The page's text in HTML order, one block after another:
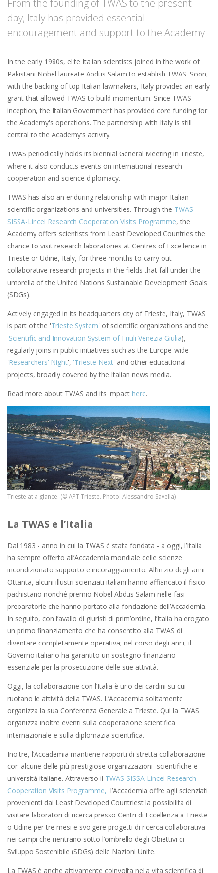
From the founding of TWAS to the present
day, Italy has provided essential
encouragement and support to the Academy
In the early 1980s, elite Italian scientists joined in the work of
Pakistani Nobel laureate Abdus Salam to establish TWAS. Soon,
with the backing of top Italian lawmakers, Italy provided an early
grant that allowed TWAS to build momentum. Since TWAS
inception, the Italian Government has provided core funding for
the Academy's operations. The partnership with Italy is still
central to the Academy's activity.
TWAS periodically holds its biennial General Meeting in Trieste,
where it also conducts events on international research
cooperation and science diplomacy.
TWAS has also an enduring relationship with major Italian
scientific organizations and universities. Through the TWAS-
SISSA-Lincei Research Cooperation Visits Programme, the
Academy offers scientists from Least Developed Countries the
chance to visit research laboratories at Centres of Excellence in
Trieste or Udine, Italy, for three months to carry out
collaborative research projects in the fields that fall under the
umbrella of the United Nations Sustainable Development Goals
(SDGs).
Actively engaged in its headquarters city of Trieste, Italy, TWAS
is part of the 'Trieste System' of scientific organizations and the
'Scientific and Innovation System of Friuli Venezia Giulia),
regularly joins in public initiatives such as the Europe-wide
'Researchers’ Night', 'Trieste Next' and other educational
projects, broadly covered by the Italian news media.
Read more about TWAS and its impact here.
Trieste at a glance. (© APT Trieste. Photo: Alessandro Savella)
La TWAS e l’Italia
Dal 1983 - anno in cui la TWAS è stata fondata - a oggi, l’Italia
ha sempre offerto all’Accademia mondiale delle scienze
incondizionato supporto e incoraggiamento. All’inizio degli anni
Ottanta, alcuni illustri scienziati italiani hanno affiancato il fisico
pachistano nonché premio Nobel Abdus Salam nelle fasi
preparatorie che hanno portato alla fondazione dell’Accademia.
In seguito, con l’avallo di giuristi di prim’ordine, l’Italia ha erogato
un primo finanziamento che ha consentito alla TWAS di
diventare completamente operativa; nel corso degli anni, il
Governo italiano ha garantito un sostegno finanziario
essenziale per la prosecuzione delle sue attività.
Oggi, la collaborazione con l’Italia è uno dei cardini su cui
ruotano le attività della TWAS. L’Accademia solitamente
organizza la sua Conferenza Generale a Trieste. Qui la TWAS
organizza inoltre eventi sulla cooperazione scientifica
internazionale e sulla diplomazia scientifica.
Inoltre, l’Accademia mantiene rapporti di stretta collaborazione
con alcune delle più prestigiose organizzazioni scientifiche e
università italiane. Attraverso il TWAS-SISSA-Lincei Research
Cooperation Visits Programme, l’Accademia offre agli scienziati
provenienti dai Least Developed Countriest la possibilità di
visitare laboratori di ricerca presso Centri di Eccellenza a Trieste
o Udine per tre mesi e svolgere progetti di ricerca collaborativa
nei campi che rientrano sotto l’ombrello degli Obiettivi di
Sviluppo Sostenibile (SDGs) delle Nazioni Unite.
La TWAS è anche attivamente coinvolta nella vita scientifica di